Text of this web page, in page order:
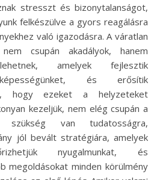
stresszt és bizonytalanságot,
felkészülve a gyors reagálásra
való igazodásra. A váratlan
csupán akadályok, hanem
amelyek fejlesztik
és erősítik
hogy ezeket a helyzeteket
kezeljük, nem elég csupán a
szükség van tudatosságra,
jól bevált stratégiára, amelyek
nyugalmunkat, és
megoldásokat minden körülmény